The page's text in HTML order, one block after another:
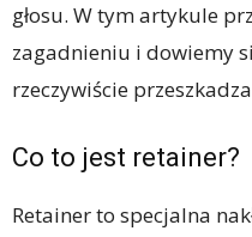
głosu. W tym artykule
zagadnieniu i dowiemy
rzeczywiście
Co to jest retainer?
Retainer to specjalna